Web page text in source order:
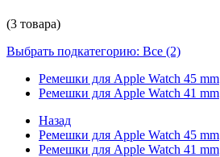
(3 товара)
Выбрать подкатегорию: Все (2)
Ремешки для Apple Watch 45 mm
Ремешки для Apple Watch 41 mm
Назад
Ремешки для Apple Watch 45 mm
Ремешки для Apple Watch 41 mm